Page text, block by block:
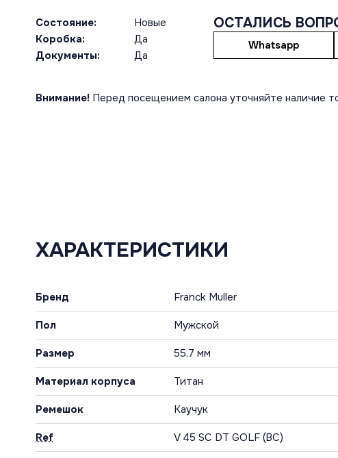
Состояние:
Новые
Коробка:
Да
Документы:
Да
ОСТАЛИСЬ
Whatsapp
Внимание! Перед посещением салона уточняйте наличие
ХАРАКТЕРИСТИКИ
Бренд Franck Muller
Пол Мужской
Размер 55,7 мм
Материал корпуса Титан
Ремешок Каучук
Ref V 45 SC DT GOLF (BC)